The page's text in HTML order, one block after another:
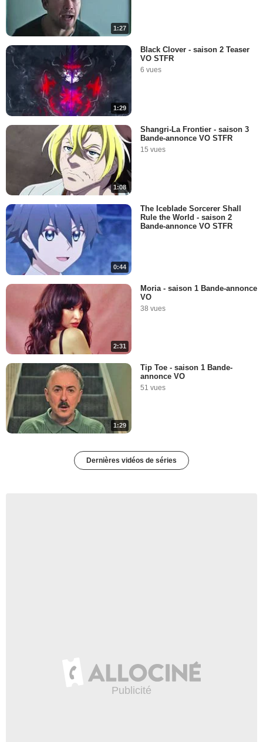
1:27
1:29
Black Clover - saison 2 Teaser
VO STFR
6 vues
1:08
Shangri-La Frontier - saison 3
Bande-annonce VO STFR
15 vues
0:44
The Iceblade Sorcerer Shall
Rule the World - saison 2
Bande-annonce VO STFR
2:31
Moria - saison 1 Bande-annonce
VO
38 vues
1:29
Tip Toe - saison 1 Bande-
annonce VO
51 vues
Dernières vidéos de séries